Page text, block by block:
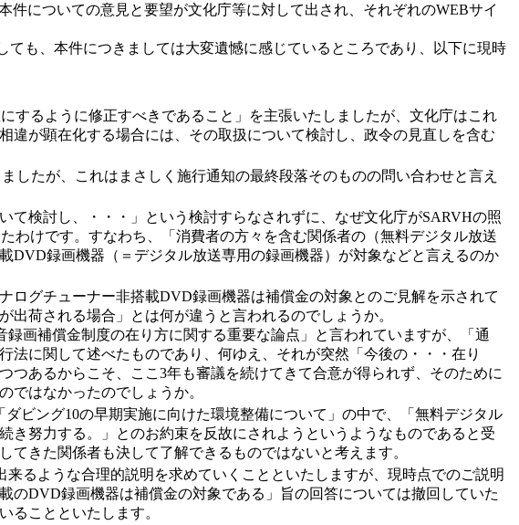
件についての意見と要望が文化庁等に対して出され、それぞれのWEBサイ
も、本件につきましては大変遺憾に感じているところであり、以下に現時
するように修正すべきであること」を主張いたしましたが、文化庁はこれ
が顕在化する場合には、その取扱について検討し、政令の見直しを含む
たが、これはまさしく施行通知の最終段落そのものの問い合わせと言え
検討し、・・・」という検討すらなされずに、なぜ文化庁がSARVHの照
わけです。すなわち、「消費者の方々を含む関係者の（無料デジタル放送
DVD録画機器（＝デジタル放送専用の録画機器）が対象などと言えるのか
ログチューナー非搭載DVD録画機器は補償金の対象とのご見解を示されて
荷される場合」とは何が違うと言われるのでしょうか。
画補償金制度の在り方に関する重要な論点」と言われていますが、「通
に関して述べたものであり、何ゆえ、それが突然「今後の・・・在り
あるからこそ、ここ3年も審議を続けてきて合意が得られず、そのために
ではなかったのでしょうか。
ビング10の早期実施に向けた環境整備について」の中で、「無料デジタル
努力する。」とのお約束を反故にされようというようなものであると受
きた関係者も決して了解できるものではないと考えます。
るような合理的説明を求めていくことといたしますが、現時点でのご説明
DVD録画機器は補償金の対象である」旨の回答については撤回していた
ることといたします。